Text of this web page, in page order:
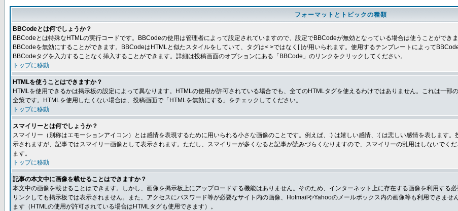
フォーマットとトピックの種類
BBCodeとは何でしょうか？
BBCodeとは特殊なHTMLの実行コードです。BBCodeの使用は管理者によって設定されていますので、設定でBBCodeが無効となっている場合は使うことがで
BBCodeを無効にすることができます。BBCodeはHTMLと似たスタイルをしていて、タグは< >ではなく[ ]が用いられます。使用するテンプレートによって
BBCodeタグを入力することなく挿入することができます。詳細は投稿画面のオプションにある「BBCode」のリンクをクリックしてください。
トップに移動
HTMLを使うことはできますか？
HTMLを使用できるかは掲示板の設定によって異なります。HTMLの使用が許可されている場合でも、全てのHTMLタグを使えるわけではありません。これは一
全策です。HTMLを使用したくない場合は、投稿画面で「HTMLを無効にする」をチェックしてください。
トップに移動
スマイリーとは何でしょうか？
スマイリー（別称はエモーションアイコン）とは感情を表現するために用いられる小さな画像のことです。例えば、:) は嬉しい感情、:( は悲しい感情を表します
示されますが、記事ではスマイリー画像として表示されます。ただし、スマイリーが多くなると記事が読みづらくなりますので、スマイリーの乱用はしないでく
ます。
トップに移動
記事の本文中に画像を載せることはできますか？
本文中の画像を載せることはできます。しかし、画像を掲示板上にアップロードする機能はありません。そのため、インターネット上に存在する画像を利用する
リンクしても掲示板では表示されません。また、アクセスにパスワード等が必要なサイト内の画像、HotmailやYahooのメールボックス内の画像等も利用できま
ます（HTMLの使用が許可されている場合はHTMLタグも使用できます）。